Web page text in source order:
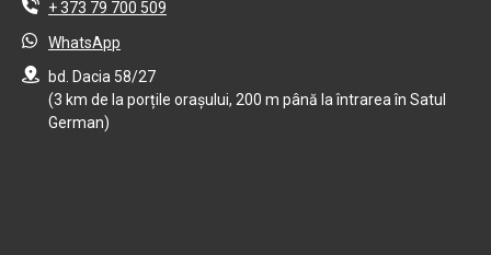
+ 373 79 700 509
WhatsApp
bd. Dacia 58/27
(3 km de la porțile orașului, 200 m până la întrarea în Satul
German)